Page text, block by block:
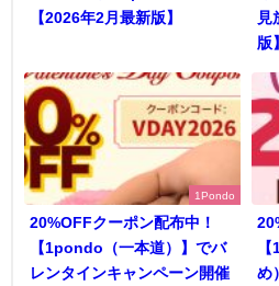
【2026年2月最新版】
見
版】
1Pondo
20%OFFクーポン配布中！
【1pondo（一本道）】でバ
レンタインキャンペーン開催
め